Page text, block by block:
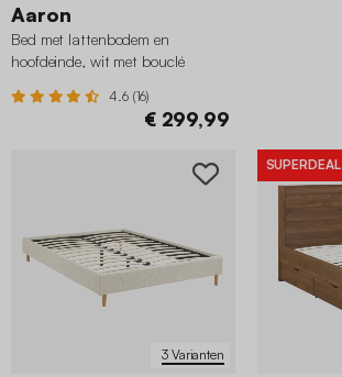
Aaron
Bed met lattenbodem en
hoofdeinde, wit met bouclé
4.6 (16)
€ 299,99
3 Varianten
SUPERDEAL